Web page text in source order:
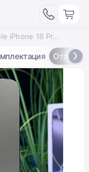
Б/У Apple iPhone 16 Pro Max 256GB Black Titanium (MYWV3) - Состояние: хороший | Аккумулятор: 92% | Комплектация: полный | Гарантія: 3 мес.
Отзывы